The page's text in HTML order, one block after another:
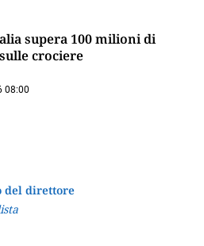
supera 100 milioni di
crociere
08:00
del direttore